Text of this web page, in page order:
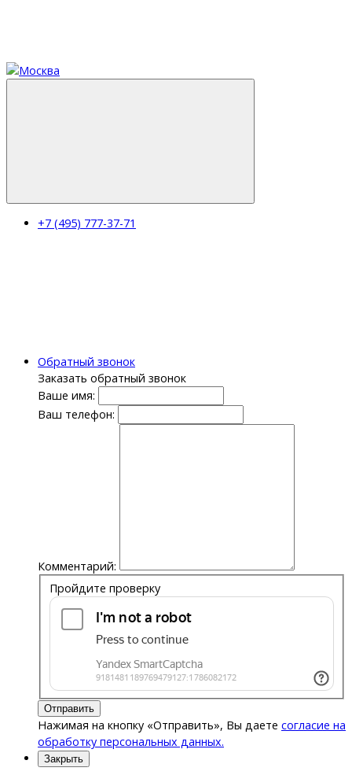
+7 (495) 777-37-71
Обратный звонок
Заказать обратный звонок
Ваше имя:
Ваш телефон:
Комментарий:
Пройдите проверку
Отправить
Нажимая на кнопку «Отправить», Вы даете согласие на
обработку персональных данных.
Закрыть